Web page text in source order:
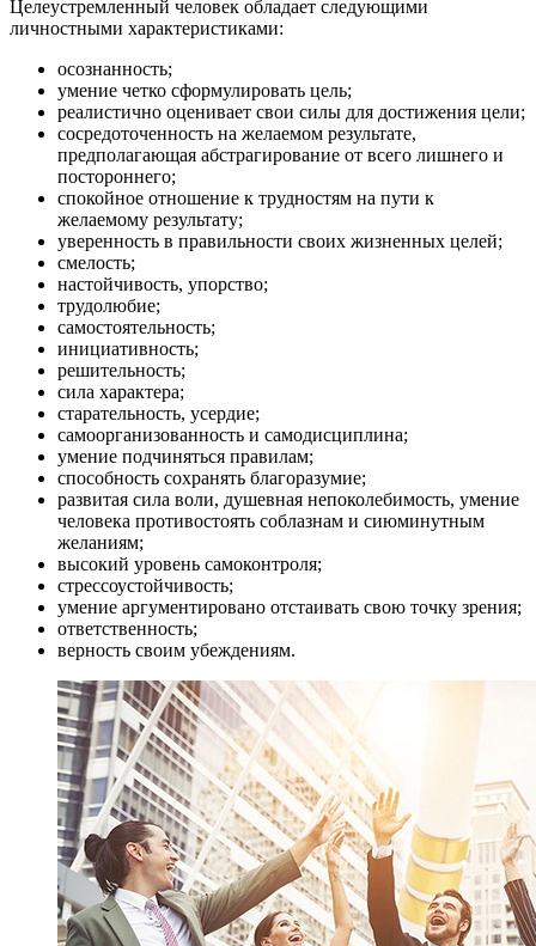
Целеустремленный человек обладает следующими
личностными характеристиками:
осознанность;
умение четко сформулировать цель;
реалистично оценивает свои силы для достижения цели;
сосредоточенность на желаемом результате,
предполагающая абстрагирование от всего лишнего и
постороннего;
спокойное отношение к трудностям на пути к
желаемому результату;
уверенность в правильности своих жизненных целей;
смелость;
настойчивость, упорство;
трудолюбие;
самостоятельность;
инициативность;
решительность;
сила характера;
старательность, усердие;
самоорганизованность и самодисциплина;
умение подчиняться правилам;
способность сохранять благоразумие;
развитая сила воли, душевная непоколебимость, умение
человека противостоять соблазнам и сиюминутным
желаниям;
высокий уровень самоконтроля;
стрессоустойчивость;
умение аргументировано отстаивать свою точку зрения;
ответственность;
верность своим убеждениям.